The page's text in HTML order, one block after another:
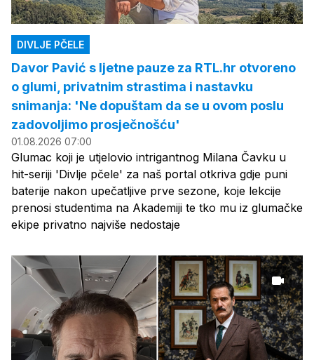
DIVLJE PČELE
Davor Pavić s ljetne pauze za RTL.hr otvoreno
o glumi, privatnim strastima i nastavku
snimanja: 'Ne dopuštam da se u ovom poslu
zadovoljimo prosječnošću'
01.08.2026 07:00
Glumac koji je utjelovio intrigantnog Milana Čavku u
hit-seriji 'Divlje pčele' za naš portal otkriva gdje puni
baterije nakon upečatljive prve sezone, koje lekcije
prenosi studentima na Akademiji te tko mu iz glumačke
ekipe privatno najviše nedostaje